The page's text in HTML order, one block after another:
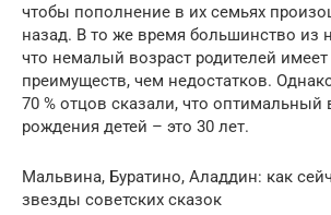
чтобы пополнение в их семьях
назад. В то же время большинство из
что немалый возраст родителей
преимуществ, чем недостатков.
70 % отцов сказали, что оптимальный
рождения детей – это 30 лет.
Мальвина, Буратино, Аладдин: как
звезды советских сказок